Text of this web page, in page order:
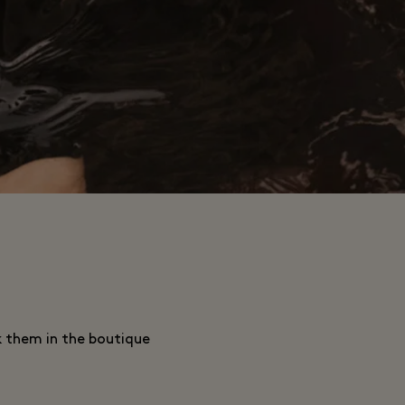
them in the boutique.